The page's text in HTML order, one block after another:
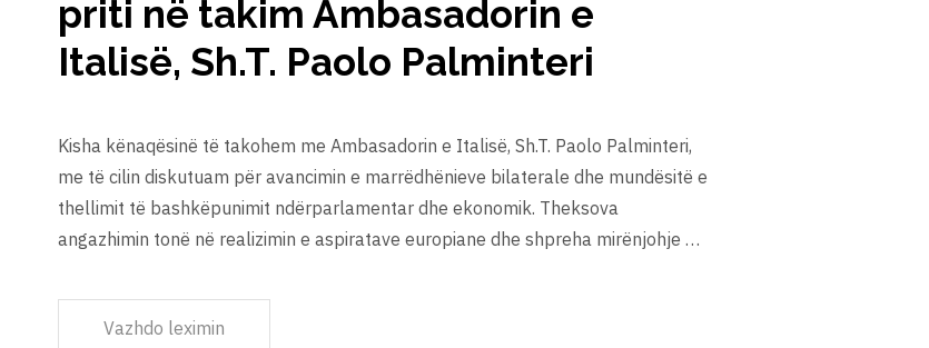
priti në takim Ambasadorin e
Italisë, Sh.T. Paolo Palminteri
Kisha kënaqësinë të takohem me Ambasadorin e Italisë, Sh.T. Paolo Palminteri,
me të cilin diskutuam për avancimin e marrëdhënieve bilaterale dhe mundësitë e
thellimit të bashkëpunimit ndërparlamentar dhe ekonomik. Theksova
angazhimin tonë në realizimin e aspiratave europiane dhe shpreha mirënjohje …
Vazhdo leximin